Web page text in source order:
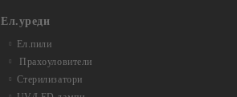
Ел.уреди
Ел.пили
Прахоуловители
Стерилизатори